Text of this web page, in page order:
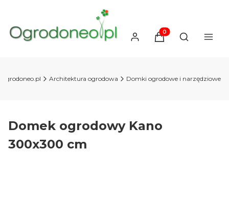
Produkty w
Otwórz
Architektura ogrodowa Domki ogrodowe i narzędziowe
Domek ogrodowy Kano
300x300 cm